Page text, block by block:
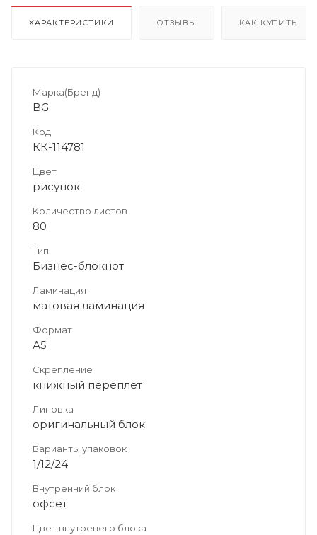
ХАРАКТЕРИСТИКИ ОТЗЫВЫ КАК КУПИТЬ
Марка(Бренд)
BG
Код
КК-114781
Цвет
рисунок
Количество листов
80
Тип
Бизнес-блокнот
Ламинация
матовая ламинация
Формат
А5
Скрепление
книжный переплет
Линовка
оригинальный блок
Варианты упаковок
1/12/24
Внутренний блок
офсет
Цвет внутренего блока